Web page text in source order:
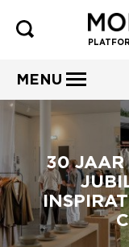
MENU
30 JAAR